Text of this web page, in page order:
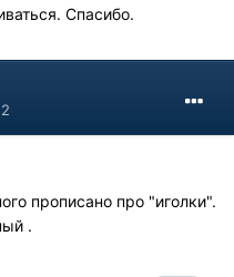
Спасибо.
прописано про "иголки".
.